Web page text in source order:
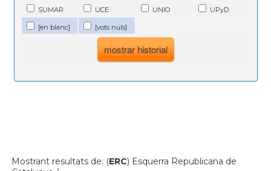
SUMAR UCE UNIO UPyD
[en blanc] [vots nuls]
Mostrant resultats de: (ERC) Esquerra Republicana de